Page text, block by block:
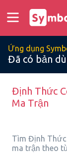
Ứng dụng
Đã có bản
Định Thức
Ma Trận
Tìm Định Thức
ma trận theo